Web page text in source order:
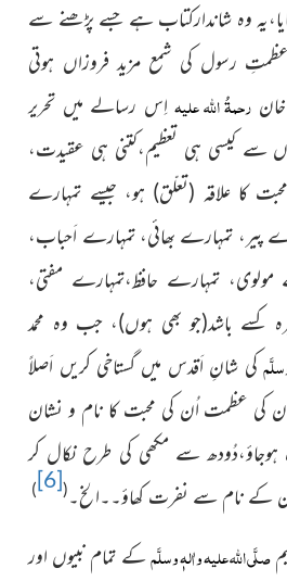
وہ شاندارکتاب ہے جسے پڑھنے سے
رسول کی شمع مزید فروزاں ہوتی
رحمۃُ اللہ علیہاِس رسالے میں تحریر
سے کیسی ہی تعظیم،کتنی ہی عقیدت،
کا علاقہ (تعلّق) ہو، جیسے تمہارے
پیر، تمہارے بھائی، تمہارے اَحباب،
تمہارے حافظ،تمہارے مفتی،
کسے باشد(جو بھی ہوں)، جب وہ محمد
کی شانِ اَقدس میں گستاخی کریں اَصلاً
کی عظمت اُن کی محبت کا نام و نشان
سے مکھی کی طرح نکال کر
کے نام سے نفرت کھاؤ۔۔الخ۔(
[6]
)
صلَّی اللہ علیہ واٰلہٖ وسلَّمکے تمام نبیوں اور